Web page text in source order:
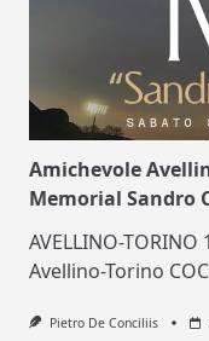
Amichevole
Memorial Sandro
AVELLINO-TORINO
Avellino-Torino
Pietro De Conciliis